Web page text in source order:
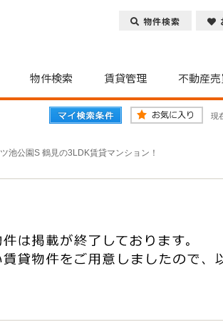
物件検索
物件検索 賃貸管理 不動産売
現
池公園S 鶴見の3LDK賃貸マンション！